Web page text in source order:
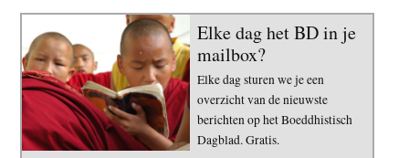
Elke dag het BD in je
mailbox?
Elke dag sturen we je een
overzicht van de nieuwste
berichten op het Boeddhistisch
Dagblad. Gratis.